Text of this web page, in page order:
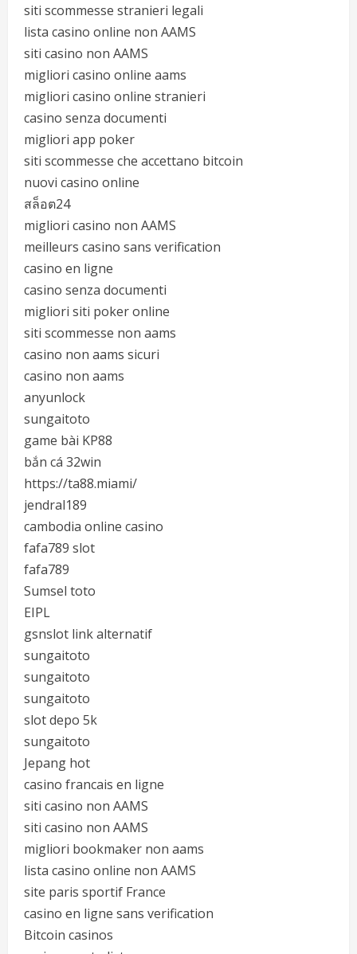
siti scommesse stranieri legali
lista casino online non AAMS
siti casino non AAMS
migliori casino online aams
migliori casino online stranieri
casino senza documenti
migliori app poker
siti scommesse che accettano bitcoin
nuovi casino online
สล็อต24
migliori casino non AAMS
meilleurs casino sans verification
casino en ligne
casino senza documenti
migliori siti poker online
siti scommesse non aams
casino non aams sicuri
casino non aams
anyunlock
sungaitoto
game bài KP88
bắn cá 32win
https://ta88.miami/
jendral189
cambodia online casino
fafa789 slot
fafa789
Sumsel toto
EIPL
gsnslot link alternatif
sungaitoto
sungaitoto
sungaitoto
slot depo 5k
sungaitoto
Jepang hot
casino francais en ligne
siti casino non AAMS
siti casino non AAMS
migliori bookmaker non aams
lista casino online non AAMS
site paris sportif France
casino en ligne sans verification
Bitcoin casinos